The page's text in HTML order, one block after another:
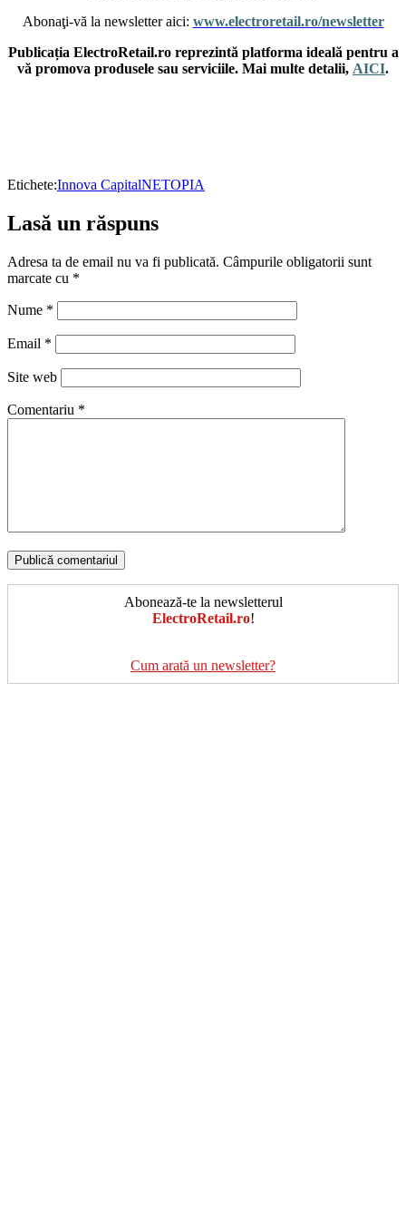
Abonaţi-vă la newsletter aici: www.electroretail.ro/newsletter
Publicația ElectroRetail.ro reprezintă platforma ideală pentru a
vă promova produsele sau serviciile. Mai multe detalii, AICI.
Etichete:Innova CapitalNETOPIA
Lasă un răspuns
Adresa ta de email nu va fi publicată. Câmpurile obligatorii sunt
marcate cu *
Nume *
Email *
Site web
Comentariu *
Abonează-te la newsletterul
ElectroRetail.ro!
Cum arată un newsletter?